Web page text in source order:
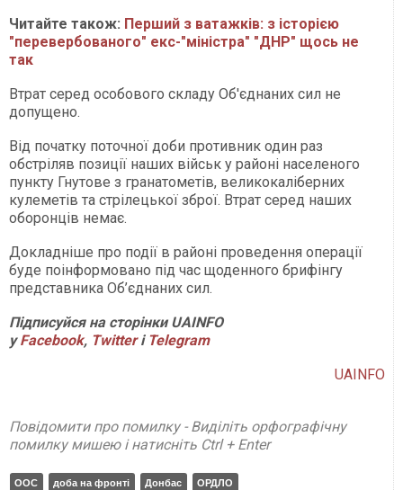
Читайте також: Перший з ватажків: з історією
"перевербованого" екс-"міністра" "ДНР" щось не
так
Втрат серед особового складу Об'єднаних сил не
допущено.
Від початку поточної доби противник один раз
обстріляв позиції наших військ у районі населеного
пункту Гнутове з гранатометів, великокаліберних
кулеметів та стрілецької зброї. Втрат серед наших
оборонців немає.
Докладніше про події в районі проведення операції
буде поінформовано під час щоденного брифінгу
представника Об’єднаних сил.
Підписуйся на сторінки UAINFO
уFacebook, Twitter і Telegram
UAINFO
Повідомити про помилку - Виділіть орфографічну
помилку мишею і натисніть Ctrl + Enter
ООС доба на фронті Донбас ОРДЛО